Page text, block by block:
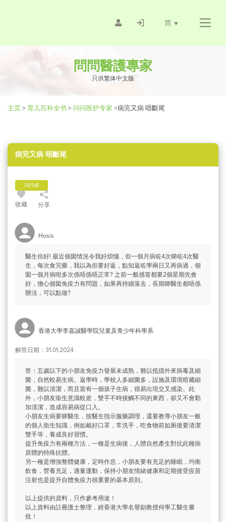
简
問問醫護專家
只供繁体中文版
主页> 育儿百科全书 > 问问医护专家 >病完又病 唔斷尾
病完又病 唔斷尾
3至6歲
收藏 分享
Hosis
醫生你好! 最近個囡情況令我好煩惱，佢一個月病咗4次睇咗4次醫
生，每次食完藥，我以為佢要好返，點知返咗學兩日又再病過，個
囡一個月病咁多次係唔係唔正常? 之前一般感冒都要2個星期先會
好，擔心個囡免疫力有問題，如果再持續落去，長期睇醫生都唔係
辦法，可以點做?
香港大學李嘉誠醫學院兒童及青少年科學系
解答日期：31.01.2024
答：五歲以下的小朋友免疫力發展未成熟，難以抵擋外來病毒及細
菌，自然較易生病。返學時，學校人多細菌多，設施及環境暗藏細
菌，難以清潔，而且當有一個孩子生病，很易出現交叉感染。此
外，小朋友衞生意識較差，雙手不時接觸不同的東西，卻又不會勤
加清潔，造成容易病從口入。
小朋友生病要睇醫生，按醫生指示服藥調理，還要教導小朋友一般
的個人衛生知識，例如戴好口罩，常洗手，吃食物前如厕後要清潔
雙手等，養成良好習慣。
提升免疫力有兩種方法，一種是生病後，人體自然產生對抗此種病
原體的特殊抗體。
另一種是增強整體健康，定時作息，小朋友要有充足的睡眠，均衡
飲食，營養充足，適量運動，保持小朋友情緒健康和定期接受疫苗
注射也是提升自體免疫力很重要的基本原則。
以上提供的資料，只作參考用途！
以上資料由註冊護士整理，經香港大學名譽副教授何學工醫生審
批！